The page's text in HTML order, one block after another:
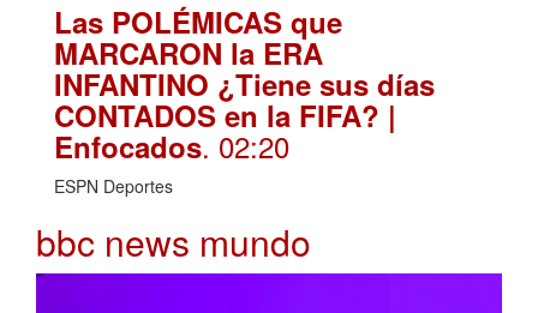
Las POLÉMICAS que
MARCARON la ERA
INFANTINO ¿Tiene sus días
CONTADOS en la FIFA? |
Enfocados. 02:20
ESPN Deportes
bbc news mundo